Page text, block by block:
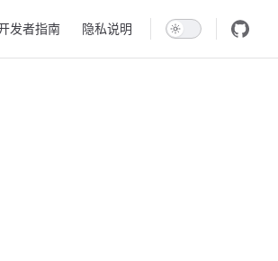
发者指南 隐私说明